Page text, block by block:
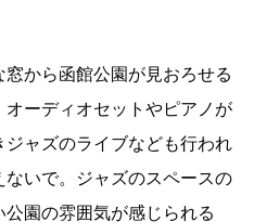
から函館公園が見おろせる
ーディオセットやピアノが
ャズのライブなども行われ
いで。ジャズのスペースの
園の雰囲気が感じられる